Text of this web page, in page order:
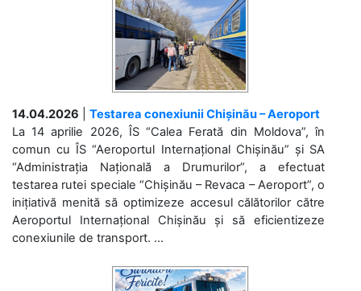
14.04.2026
Testarea conexiunii Chișinău – Aeroport
La 14 aprilie 2026, ÎS “Calea Ferată din Moldova”, în
comun cu ÎS “Aeroportul Internațional Chișinău” și SA
“Administrația Națională a Drumurilor”, a efectuat
testarea rutei speciale “Chișinău – Revaca – Aeroport”, o
inițiativă menită să optimizeze accesul călătorilor către
Aeroportul Internațional Chișinău și să eficientizeze
conexiunile de transport. ...